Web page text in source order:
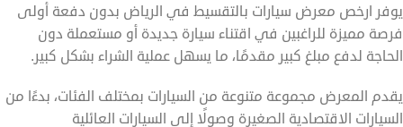
يوفر ارخص معرض سيارات بالتقسيط في الرياض بدون دفعة أولى
فرصة مميزة للراغبين في اقتناء سيارة جديدة أو مستعملة دون
الحاجة لدفع مبلغ كبير مقدمًا، ما يسهل عملية الشراء بشكل كبير.
يقدم المعرض مجموعة متنوعة من السيارات بمختلف الفئات، بدءًا من
السيارات الاقتصادية الصغيرة وصولًا إلى السيارات العائلية